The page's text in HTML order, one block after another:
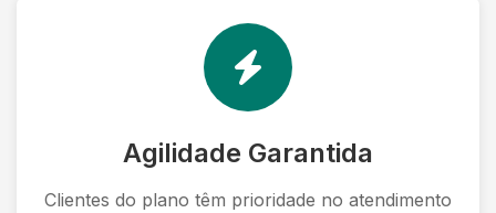
Agilidade Garantida
Clientes do plano têm prioridade no atendimento